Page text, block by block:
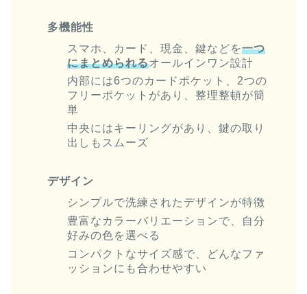
多機能性
スマホ、カード、現金、鍵などを一つ
にまとめられるオールインワン設計
内部には6つのカードポケット、2つの
フリーポケットがあり、整理整頓が簡
単
中央にはキーリングがあり、鍵の取り
出しもスムーズ
デザイン
シンプルで洗練されたデザインが特徴
豊富なカラーバリエーションで、自分
好みの色を選べる
コンパクトなサイズ感で、どんなファ
ッションにも合わせやすい